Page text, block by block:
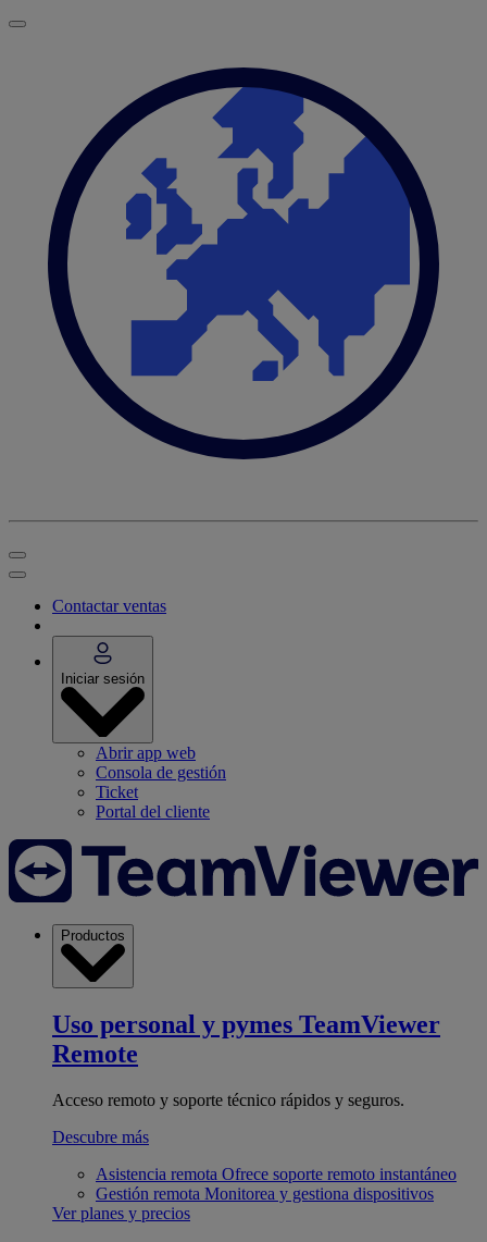
Contactar ventas
Iniciar sesión
Abrir app web
Consola de gestión
Ticket
Portal del cliente
Productos
Uso personal y pymes TeamViewer
Remote
Acceso remoto y soporte técnico rápidos y seguros.
Descubre más
Asistencia remota Ofrece soporte remoto instantáneo
Gestión remota Monitorea y gestiona dispositivos
Ver planes y precios